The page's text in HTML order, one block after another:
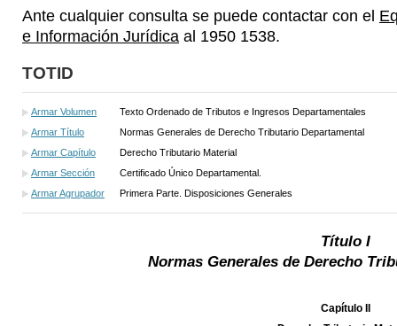
Ante cualquier consulta se puede contactar con el
e Información Jurídica al 1950 1538.
TOTID
Armar Volumen
Texto Ordenado de Tributos e Ingresos Departamentales
Armar Título
Normas Generales de Derecho Tributario Departamental
Armar Capítulo
Derecho Tributario Material
Armar Sección
Certificado Único Departamental.
Armar Agrupador
Primera Parte. Disposiciones Generales
Título I
Normas Generales de Derecho
Capítulo II